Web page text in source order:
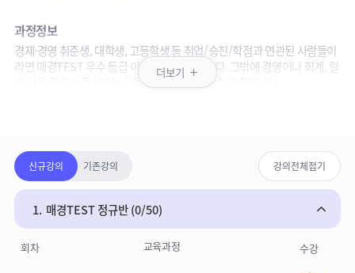
더보기
과정정보
경제·경영 취준생, 대학생, 고등학생 등 취업/승진/학점과 연관된 사람들이
라면 매경TEST 우수 등급 이상을 받아두면 좋다. 그밖에 경영이나 회계, 일
반 사무 직종에 종사하는 사람들에게도 유용한 자격증입니다.
강의안내
· 경영경제기초용어: 본 강의 전 경제+경영 기초 이론 습득
· 정규반: 매경TEST 이론 강의
· 일일특강: OX 문제로 핵심 이론과 문제 유형 정리
· 기출문제풀이: 기출 해설 강의
강의보기목록
신규강의 기존강의 강의전체접기
1. 매경TEST 정규반 (0/50)
회차 교육과정 수강